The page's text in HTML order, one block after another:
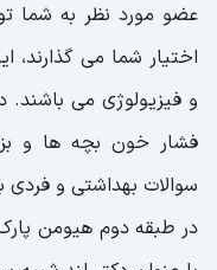
عضو مورد نظر به شما
اختیار شما می
و فیزیولوژی می باشند.
فشار خون بچه ها و
سوالات بهداشتی و فردی
در طبقه دوم هیومن